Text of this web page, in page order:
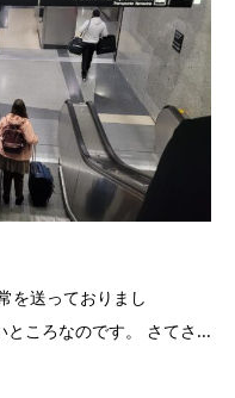
を送っておりまし
ころなのです。 さてさ...